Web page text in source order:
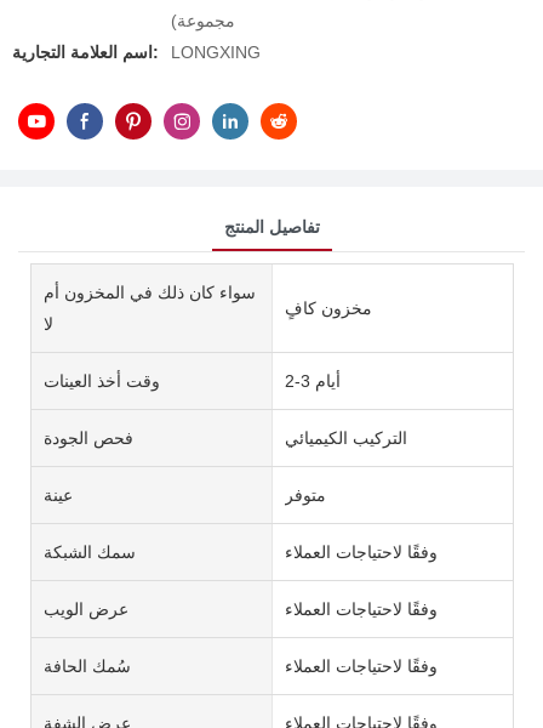
مجموعة)
اسم العلامة التجارية:
LONGXING
تفاصيل المنتج
سواء كان ذلك في المخزون أم
لا
مخزون كافٍ
وقت أخذ العينات 2-3 أيام
فحص الجودة التركيب الكيميائي
عينة متوفر
سمك الشبكة وفقًا لاحتياجات العملاء
عرض الويب وفقًا لاحتياجات العملاء
سُمك الحافة وفقًا لاحتياجات العملاء
عرض الشفة وفقًا لاحتياجات العملاء